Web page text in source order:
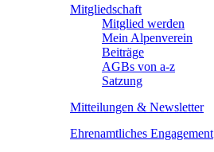
Mitgliedschaft
Mitglied werden
Mein Alpenverein
Beiträge
AGBs von a-z
Satzung
Mitteilungen & Newsletter
Ehrenamtliches Engagement